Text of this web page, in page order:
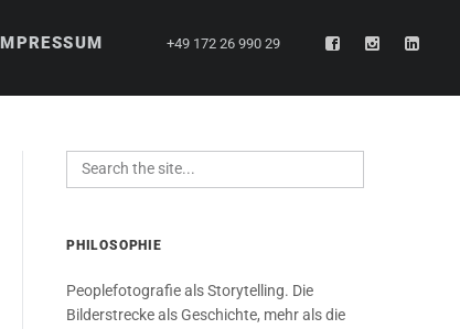
+49 172 26 990 29
PHILOSOPHIE
Peoplefotografie als Storytelling. Die
Bilderstrecke als Geschichte, mehr als die